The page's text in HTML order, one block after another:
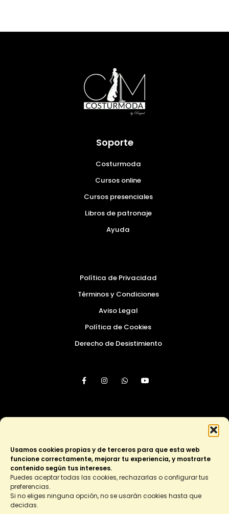
Usamos cookies propias y de terceros para que esta web
funcione correctamente, mejorar tu experiencia, y mostrarte
contenido según tus intereses.
Puedes aceptar todas las cookies, rechazarlas o configurar tus
preferencias.
Si no eliges ninguna opción, no se usarán cookies hasta que
decidas.
Soporte
Costurmoda
Cursos online
Cursos presenciales
Libros de patronaje
Ayuda
Política de Privacidad
Términos y Condiciones
Aviso Legal
Política de Cookies
Derecho de Desistimiento
Membresía apasionadas
Copyright COSTURMODA © 2026 .Todos los derechos